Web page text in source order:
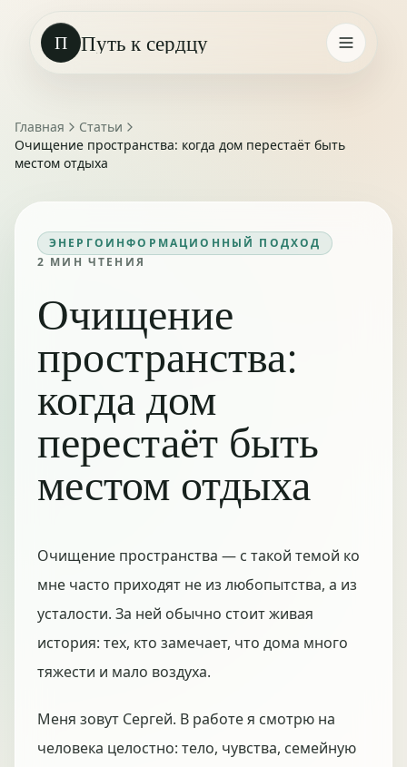
П Путь к сердцу
Главная
Статьи
Очищение пространства: когда дом перестаёт быть
местом отдыха
ЭНЕРГОИНФОРМАЦИОННЫЙ ПОДХОД
2 МИН ЧТЕНИЯ
Очищение
пространства:
когда дом
перестаёт быть
местом отдыха
Очищение пространства — с такой темой ко
мне часто приходят не из любопытства, а из
усталости. За ней обычно стоит живая
история: тех, кто замечает, что дома много
тяжести и мало воздуха.
Меня зовут Сергей. В работе я смотрю на
человека целостно: тело, чувства, семейную